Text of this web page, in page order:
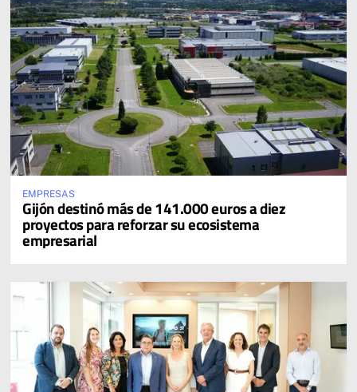
EMPRESAS
Gijón destinó más de 141.000 euros a diez
proyectos para reforzar su ecosistema
empresarial